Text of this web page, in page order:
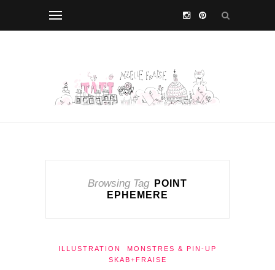
Browsing Tag
POINT
EPHEMERE
ILLUSTRATION
MONSTRES & PIN-UP
SKAB+FRAISE